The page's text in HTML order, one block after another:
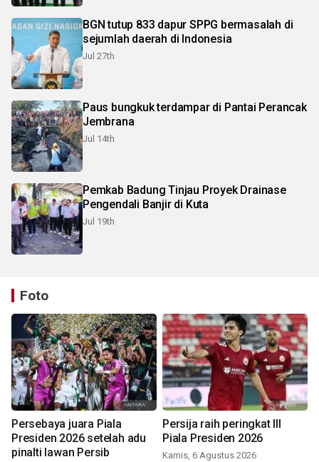
BGN tutup 833 dapur SPPG bermasalah di
sejumlah daerah di Indonesia
Jul 27th
Paus bungkuk terdampar di Pantai Perancak
Jembrana
Jul 14th
Pemkab Badung Tinjau Proyek Drainase
Pengendali Banjir di Kuta
Jul 19th
Foto
Persebaya juara Piala
Presiden 2026 setelah adu
pinalti lawan Persib
Persija raih peringkat III
Piala Presiden 2026
Kamis, 6 Agustus 2026